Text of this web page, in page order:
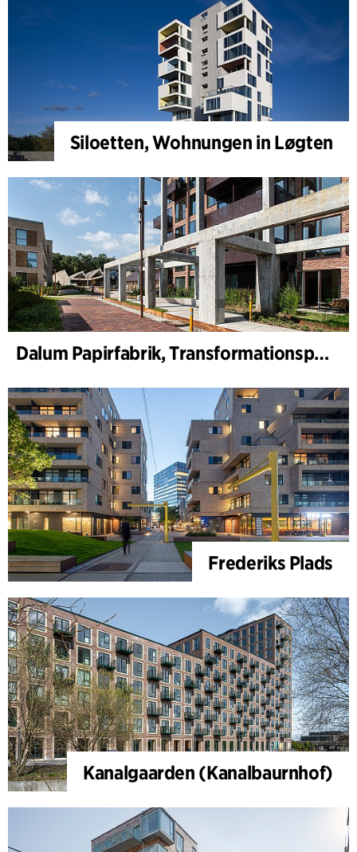
Siloetten, Wohnungen in Løgten
Dalum Papirfabrik, Transformationsplan
Frederiks Plads
Kanalgaarden (Kanalbaurnhof)